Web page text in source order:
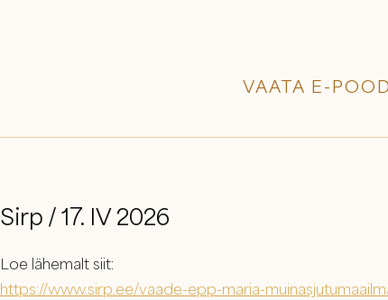
VAATA E-
Sirp / 17. IV 2026
Loe lähemalt siit:
https://www.sirp.ee/vaade-epp-maria-